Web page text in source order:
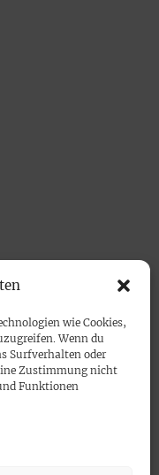
wie Cookies,
Wenn du
Surfverhalten oder
Zustimmung nicht
Funktionen